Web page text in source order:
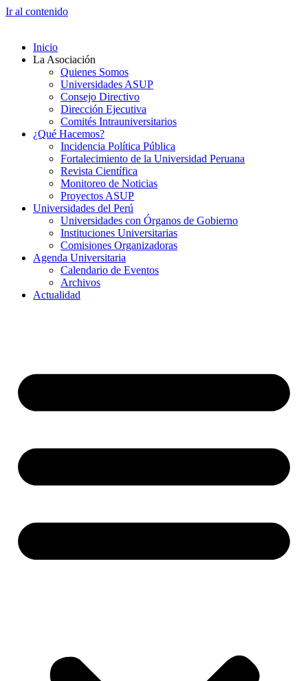
Ir al contenido
Inicio
La Asociación
Quienes Somos
Universidades ASUP
Consejo Directivo
Dirección Ejecutiva
Comités Intrauniversitarios
¿Qué Hacemos?
Incidencia Política Pública
Fortalecimiento de la Universidad Peruana
Revista Científica
Monitoreo de Noticias
Proyectos ASUP
Universidades del Perú
Universidades con Órganos de Gobierno
Instituciones Universitarias
Comisiones Organizadoras
Agenda Universitaria
Calendario de Eventos
Archivos
Actualidad